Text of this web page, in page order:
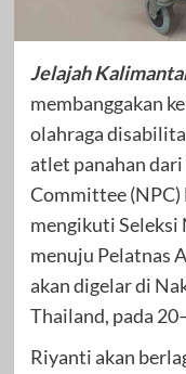
Jelajah
membanggakan
olahraga
atlet panahan
Committee
mengikuti Seleksi
menuju Pelatnas
akan digelar di
Thailand, pada
Riyanti akan